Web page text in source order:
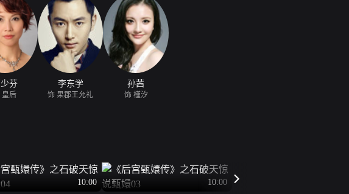
芬
皇后
李东学
饰 果郡王允礼
孙茜
饰 槿汐
10:00
10:00